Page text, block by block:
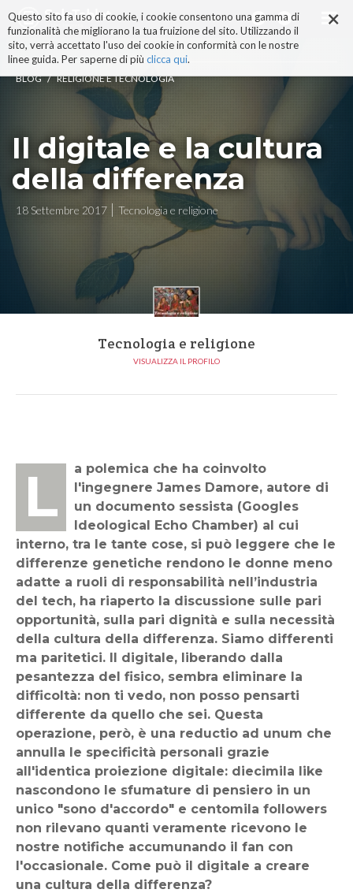
×
Questo sito fa uso di cookie, i cookie consentono una gamma di
funzionalità che migliorano la tua fruizione del sito. Utilizzando il
sito, verrà accettato l'uso dei cookie in conformità con le nostre
linee guida. Per saperne di più clicca qui.
ai
contenuti.
|
alla
navigazione
BLOG / RELIGIONE E TECNOLOGIA
Il digitale e la cultura
della differenza
18 Settembre 2017 Tecnologia e religione
Tecnologia e religione
VISUALIZZA IL PROFILO
La polemica che ha coinvolto
l'ingegnere James Damore, autore di
un documento sessista (Googles
Ideological Echo Chamber) al cui
interno, tra le tante cose, si può leggere che le
differenze genetiche rendono le donne meno
adatte a ruoli di responsabilità nell’industria
del tech, ha riaperto la discussione sulle pari
opportunità, sulla pari dignità e sulla necessità
della cultura della differenza. Siamo differenti
ma paritetici. Il digitale, liberando dalla
pesantezza del fisico, sembra eliminare la
difficoltà: non ti vedo, non posso pensarti
differente da quello che sei. Questa
operazione, però, è una reductio ad unum che
annulla le specificità personali grazie
all'identica proiezione digitale: diecimila like
nascondono le sfumature di pensiero in un
unico "sono d'accordo" e centomila followers
non rilevano quanti veramente ricevono le
nostre notifiche accumunando il fan con
l'occasionale. Come può il digitale a creare
una cultura della differenza?